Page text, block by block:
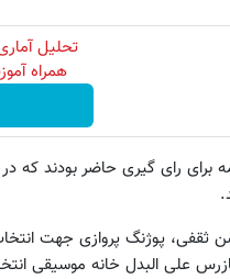
همراه
ثقفی، پوژنگ پروازی جهت